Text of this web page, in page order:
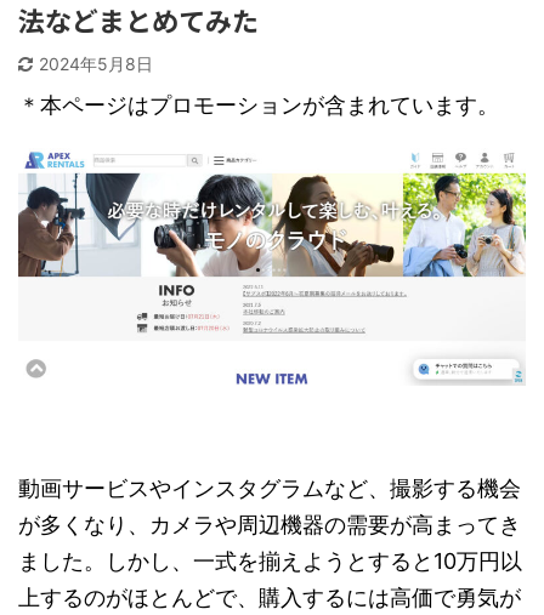
法などまとめてみた
2024年5月8日
＊本ページはプロモーションが含まれています。
動画サービスやインスタグラムなど、撮影する機会
が多くなり、カメラや周辺機器の需要が高まってき
ました。しかし、一式を揃えようとすると10万円以
上するのがほとんどで、購入するには高価で勇気が